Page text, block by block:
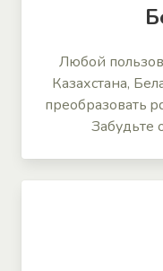
Любой
Казахстана,
преобразовать
Забудьте